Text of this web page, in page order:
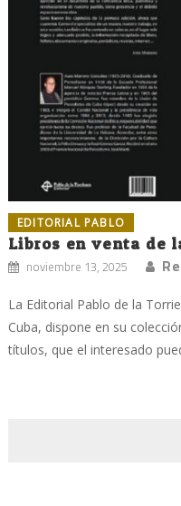
EDITORIAL PABLO
Libros en venta de
noviembre 13, 2025
La Editorial Pablo de la
Cuba, dispone en su
títulos, que el interesado